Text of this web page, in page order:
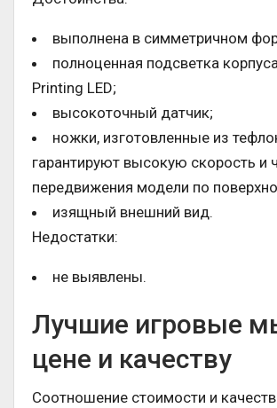
выполнена в симметричном
полноценная подсветка
Printing LED;
высокоточный датчик;
ножки, изготовленные из
гарантируют высокую скорость и
передвижения модели по
изящный внешний вид.
Недостатки:
не выявлены.
Лучшие игровые
цене и качеству
Соотношение стоимости и